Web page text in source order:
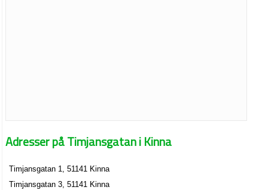
Adresser på Timjansgatan i Kinna
Timjansgatan 1, 51141 Kinna
Timjansgatan 3, 51141 Kinna